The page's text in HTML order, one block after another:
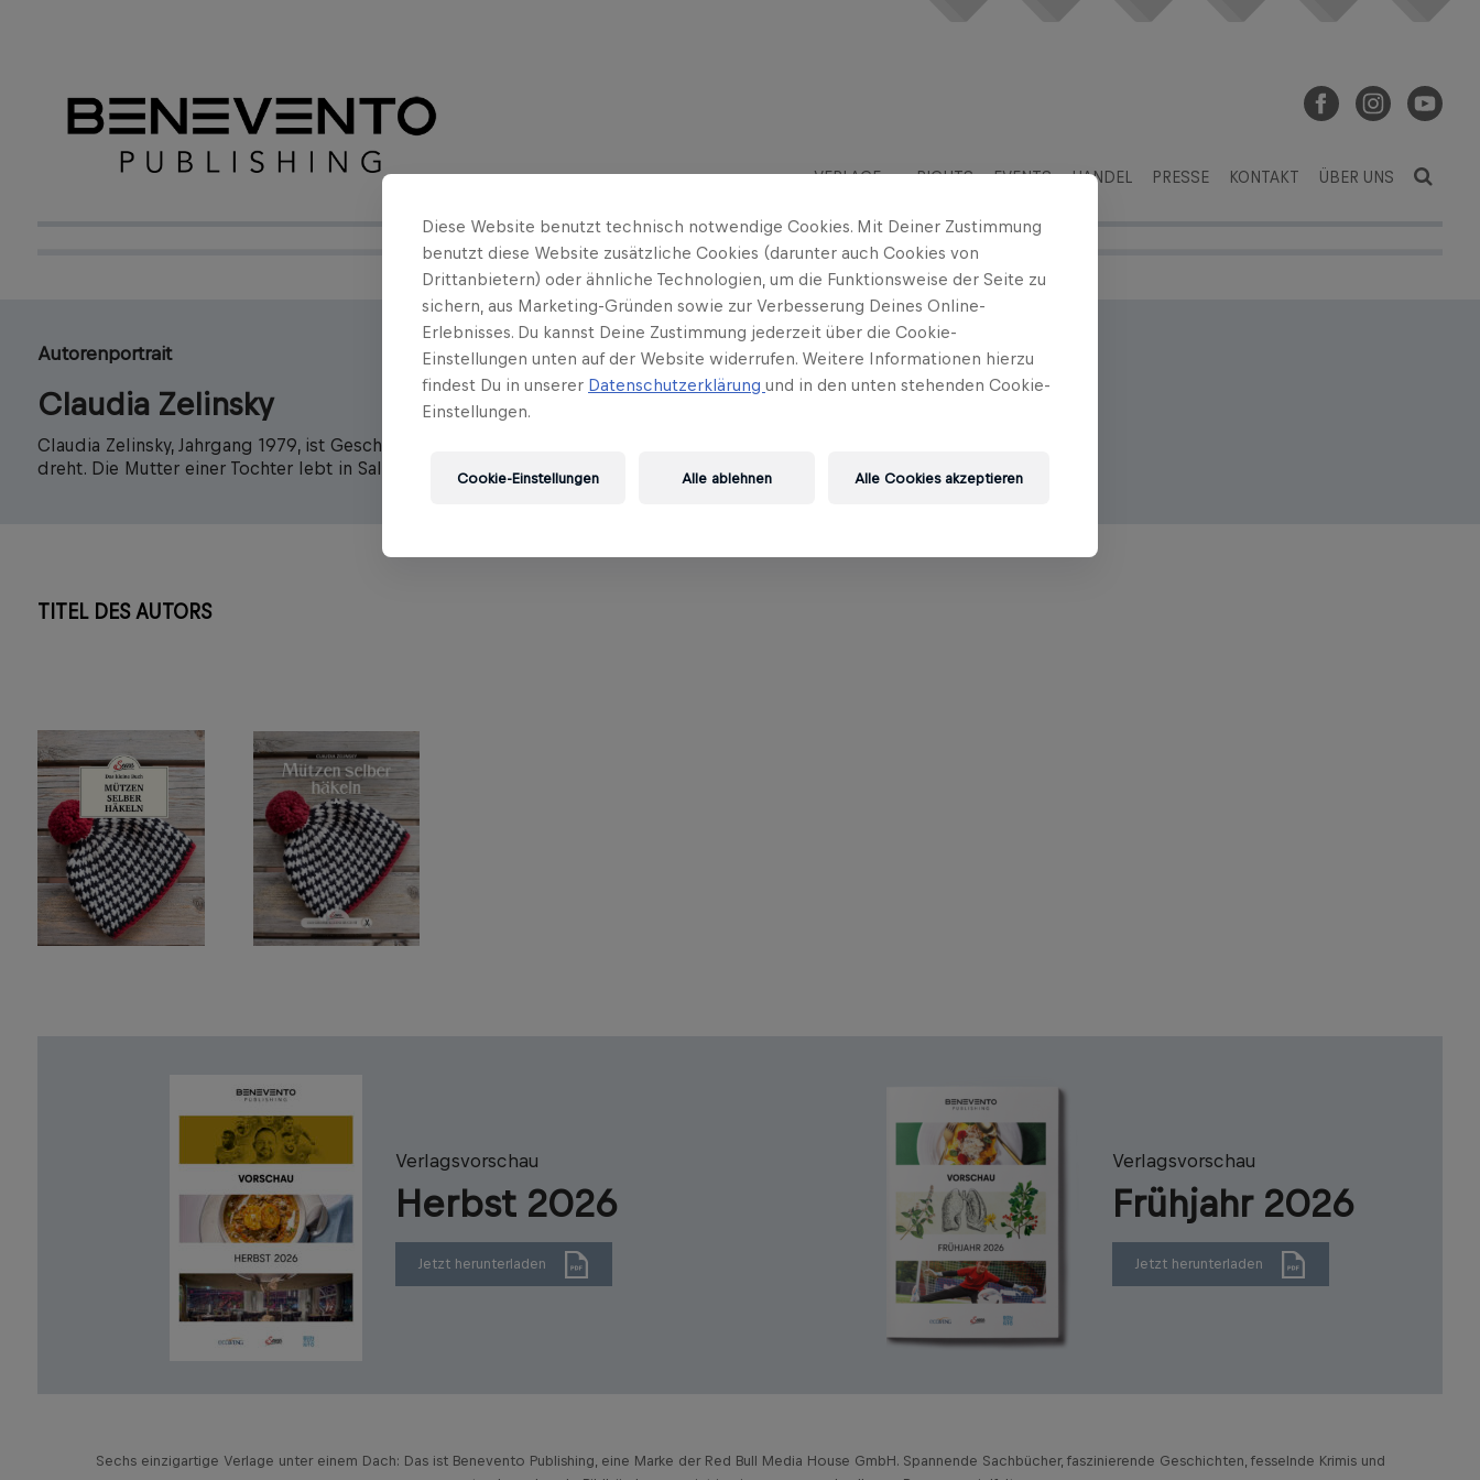
VERLAGE RIGHTS EVENTS HANDEL PRESSE KONTAKT ÜBER UNS
Autorenportrait
Claudia Zelinsky
Claudia Zelinsky, Jahrgang 1979, ist Geschäftsführerin des „Wollzimmers“, wo sich alles rund ums Häkeln, Stricken und Sticken
dreht. Die Mutter einer Tochter lebt in Salzburg.
TITEL DES AUTORS
Verlagsvorschau
Herbst 2026
Jetzt herunterladen
Verlagsvorschau
Frühjahr 2026
Jetzt herunterladen
Sechs einzigartige Verlage unter einem Dach: Das ist Benevento Publishing, eine Marke der Red Bull Media House GmbH. Spannende Sachbücher, faszinierende Geschichten, fesselnde Krimis und
Diese Website benutzt technisch notwendige Cookies. Mit Deiner Zustimmung
benutzt diese Website zusätzliche Cookies (darunter auch Cookies von
Drittanbietern) oder ähnliche Technologien, um die Funktionsweise der Seite zu
sichern, aus Marketing-Gründen sowie zur Verbesserung Deines Online-
Erlebnisses. Du kannst Deine Zustimmung jederzeit über die Cookie-
Einstellungen unten auf der Website widerrufen. Weitere Informationen hierzu
findest Du in unserer Datenschutzerklärung und in den unten stehenden Cookie-
Einstellungen.
Alle ablehnen Alle Cookies akzeptieren
Cookie-Einstellungen